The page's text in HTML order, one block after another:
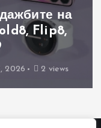
на
Flip8,
2026 2 views